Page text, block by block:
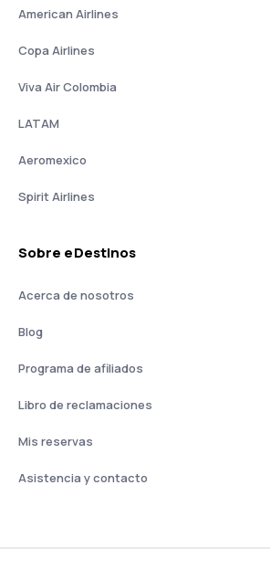
American Airlines
Copa Airlines
Viva Air Colombia
LATAM
Aeromexico
Spirit Airlines
Sobre eDestinos
Acerca de nosotros
Blog
Programa de afiliados
Libro de reclamaciones
Mis reservas
Asistencia y contacto